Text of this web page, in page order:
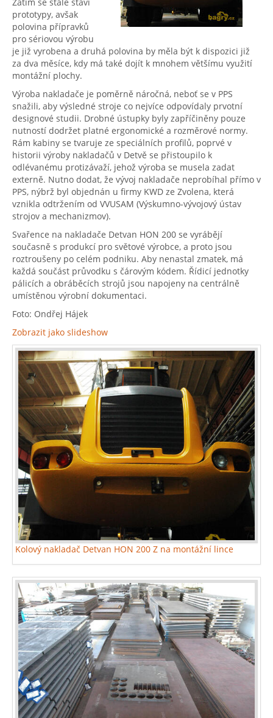
prototypy, avšak
polovina přípravků
pro sériovou výrobu
je již vyrobena a druhá polovina by měla být k dispozici již
za dva měsíce, kdy má také dojít k mnohem většímu využití
montážní plochy.
Výroba nakladače je poměrně náročná, neboť se v PPS
snažili, aby výsledné stroje co nejvíce odpovídaly prvotní
designové studii. Drobné ústupky byly zapříčiněny pouze
nutností dodržet platné ergonomické a rozměrové normy.
Rám kabiny se tvaruje ze speciálních profilů, poprvé v
historii výroby nakladačů v Detvě se přistoupilo k
odlévanému protizávaží, jehož výroba se musela zadat
externě. Nutno dodat, že vývoj nakladače neprobíhal přímo v
PPS, nýbrž byl objednán u firmy KWD ze Zvolena, která
vznikla odtržením od VVUSAM (Výskumno-vývojový ústav
strojov a mechanizmov).
Svařence na nakladače Detvan HON 200 se vyrábějí
současně s produkcí pro světové výrobce, a proto jsou
roztroušeny po celém podniku. Aby nenastal zmatek, má
každá součást průvodku s čárovým kódem. Řídicí jednotky
pálicích a obráběcích strojů jsou napojeny na centrálně
umístěnou výrobní dokumentaci.
Foto: Ondřej Hájek
Zobrazit jako slideshow
Kolový nakladač Detvan HON 200 Z na montážní lince